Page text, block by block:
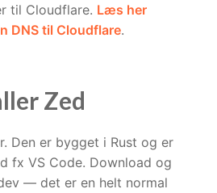
til Cloudflare. Læs her
DNS til Cloudflare.
Zed
Den er bygget i Rust og er
fx VS Code. Download og
— det er en helt normal